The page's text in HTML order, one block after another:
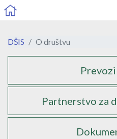
DŠIS
O društvu
Partnerstvo za